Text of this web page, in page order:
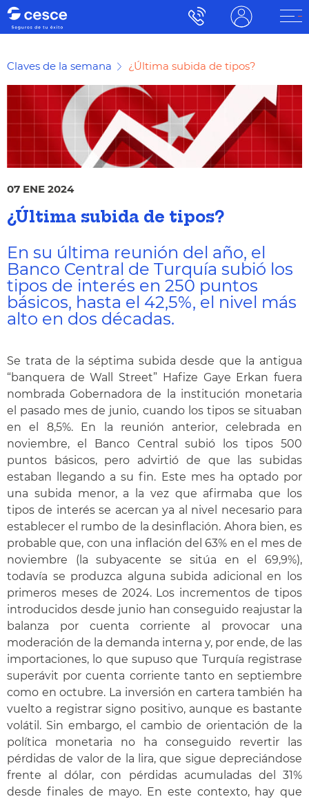
Claves de la semana ¿Última subida de tipos?
07 ENE 2024
¿Última subida de tipos?
En su última reunión del año, el
Banco Central de Turquía subió los
tipos de interés en 250 puntos
básicos, hasta el 42,5%, el nivel más
alto en dos décadas.
Se trata de la séptima subida desde que la antigua
“banquera de Wall Street” Hafize Gaye Erkan fuera
nombrada Gobernadora de la institución monetaria
el pasado mes de junio, cuando los tipos se situaban
en el 8,5%. En la reunión anterior, celebrada en
noviembre, el Banco Central subió los tipos 500
puntos básicos, pero advirtió de que las subidas
estaban llegando a su fin. Este mes ha optado por
una subida menor, a la vez que afirmaba que los
tipos de interés se acercan ya al nivel necesario para
establecer el rumbo de la desinflación. Ahora bien, es
probable que, con una inflación del 63% en el mes de
noviembre (la subyacente se sitúa en el 69,9%),
todavía se produzca alguna subida adicional en los
primeros meses de 2024. Los incrementos de tipos
introducidos desde junio han conseguido reajustar la
balanza por cuenta corriente al provocar una
moderación de la demanda interna y, por ende, de las
importaciones, lo que supuso que Turquía registrase
superávit por cuenta corriente tanto en septiembre
como en octubre. La inversión en cartera también ha
vuelto a registrar signo positivo, aunque es bastante
volátil. Sin embargo, el cambio de orientación de la
política monetaria no ha conseguido revertir las
pérdidas de valor de la lira, que sigue depreciándose
frente al dólar, con pérdidas acumuladas del 31%
desde finales de mayo. En este contexto, hay que